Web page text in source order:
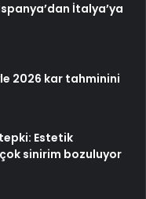
İtalya’ya
2026 kar tahminini
Estetik
sinirim bozuluyor